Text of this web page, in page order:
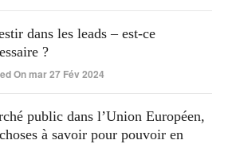
dans les leads – est-ce
?
On mar 27 Fév 2024
public dans l’Union Européen,
à savoir pour pouvoir en